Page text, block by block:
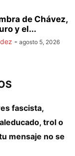
de Chávez,
y el...
- agosto 5, 2026
fascista,
trol o
mensaje no se